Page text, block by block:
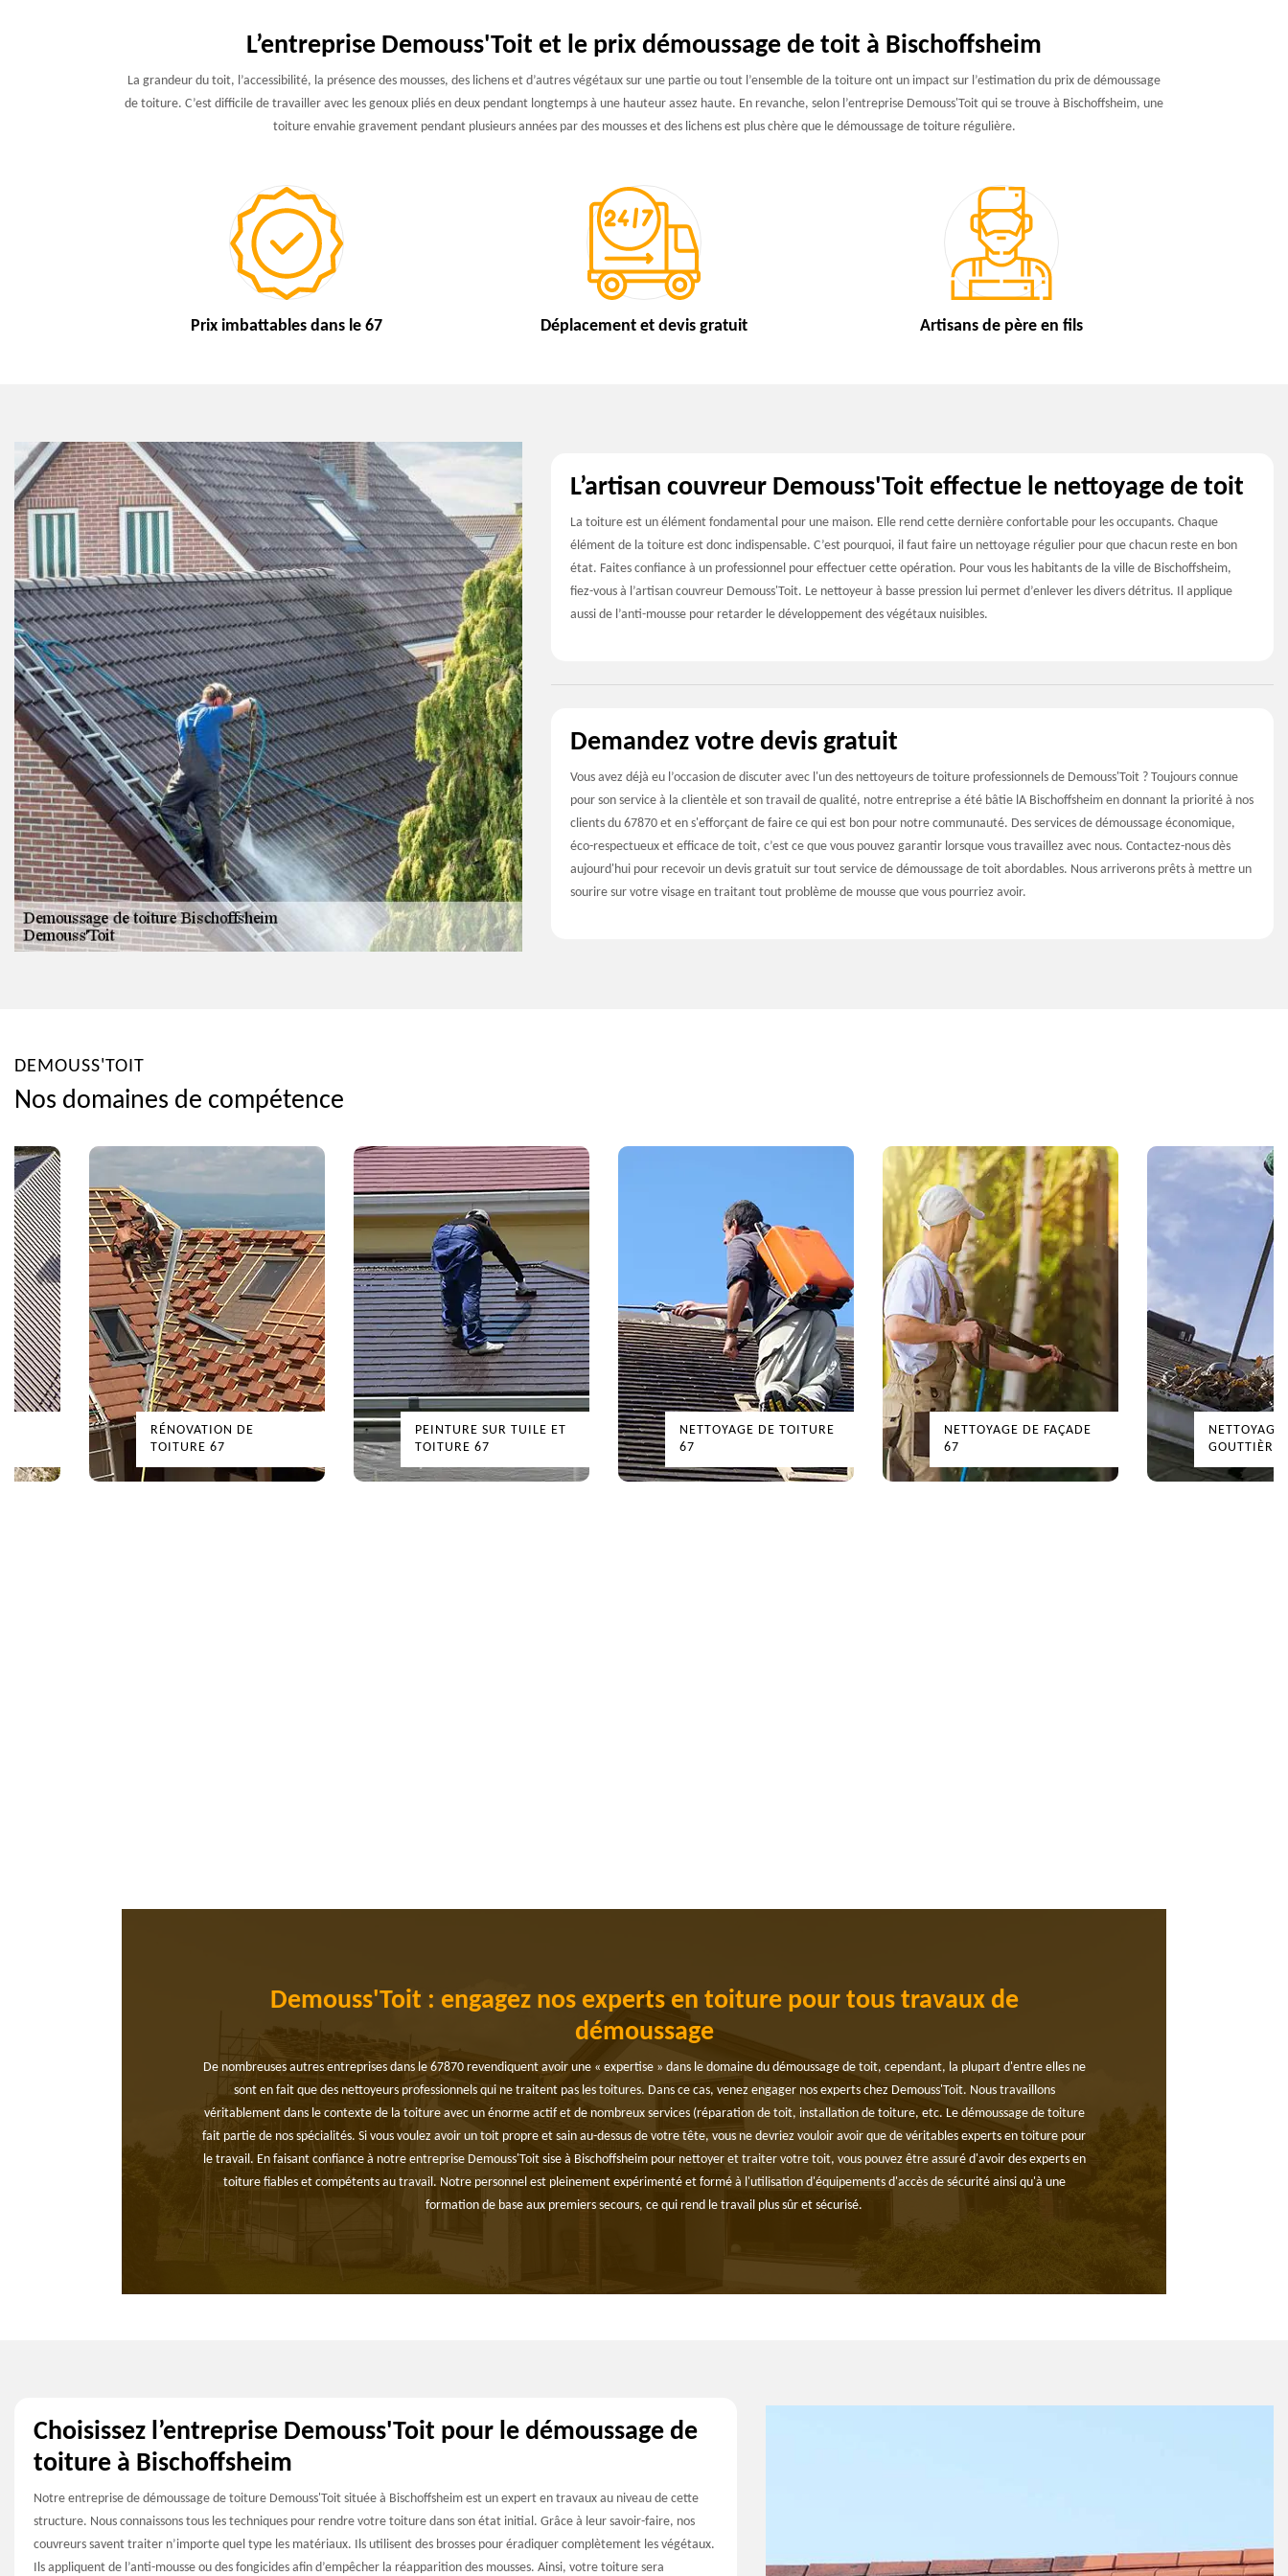
L’entreprise Demouss'Toit et le prix démoussage de toit à Bischoffsheim
La grandeur du toit, l’accessibilité, la présence des mousses, des lichens et d’autres végétaux sur une partie ou tout l’ensemble de la toiture ont un impact sur l’estimation du prix de démoussage
de toiture. C’est difficile de travailler avec les genoux pliés en deux pendant longtemps à une hauteur assez haute. En revanche, selon l’entreprise Demouss'Toit qui se trouve à Bischoffsheim, une
toiture envahie gravement pendant plusieurs années par des mousses et des lichens est plus chère que le démoussage de toiture régulière.
Prix imbattables dans le 67 Déplacement et devis gratuit Artisans de père en fils
L’artisan couvreur Demouss'Toit effectue le nettoyage de toit
La toiture est un élément fondamental pour une maison. Elle rend cette dernière confortable pour les occupants. Chaque
élément de la toiture est donc indispensable. C’est pourquoi, il faut faire un nettoyage régulier pour que chacun reste en bon
état. Faites confiance à un professionnel pour effectuer cette opération. Pour vous les habitants de la ville de Bischoffsheim,
fiez-vous à l’artisan couvreur Demouss'Toit. Le nettoyeur à basse pression lui permet d’enlever les divers détritus. Il applique
aussi de l’anti-mousse pour retarder le développement des végétaux nuisibles.
Demandez votre devis gratuit
Vous avez déjà eu l’occasion de discuter avec l'un des nettoyeurs de toiture professionnels de Demouss'Toit ? Toujours connue
pour son service à la clientèle et son travail de qualité, notre entreprise a été bâtie lA Bischoffsheim en donnant la priorité à nos
clients du 67870 et en s'efforçant de faire ce qui est bon pour notre communauté. Des services de démoussage économique,
éco-respectueux et efficace de toit, c’est ce que vous pouvez garantir lorsque vous travaillez avec nous. Contactez-nous dès
aujourd'hui pour recevoir un devis gratuit sur tout service de démoussage de toit abordables. Nous arriverons prêts à mettre un
sourire sur votre visage en traitant tout problème de mousse que vous pourriez avoir.
DEMOUSS'TOIT
Nos domaines de compétence
RÉNOVATION DE
TOITURE 67
PEINTURE SUR TUILE ET
TOITURE 67
NETTOYAGE DE TOITURE
67
NETTOYAGE DE FAÇADE
67
NETTOYAGE DE
GOUTTIÈRES 67
Demouss'Toit : engagez nos experts en toiture pour tous travaux de
démoussage
De nombreuses autres entreprises dans le 67870 revendiquent avoir une « expertise » dans le domaine du démoussage de toit, cependant, la plupart d'entre elles ne
sont en fait que des nettoyeurs professionnels qui ne traitent pas les toitures. Dans ce cas, venez engager nos experts chez Demouss'Toit. Nous travaillons
véritablement dans le contexte de la toiture avec un énorme actif et de nombreux services (réparation de toit, installation de toiture, etc. Le démoussage de toiture
fait partie de nos spécialités. Si vous voulez avoir un toit propre et sain au-dessus de votre tête, vous ne devriez vouloir avoir que de véritables experts en toiture pour
le travail. En faisant confiance à notre entreprise Demouss'Toit sise à Bischoffsheim pour nettoyer et traiter votre toit, vous pouvez être assuré d'avoir des experts en
toiture fiables et compétents au travail. Notre personnel est pleinement expérimenté et formé à l'utilisation d'équipements d'accès de sécurité ainsi qu'à une
formation de base aux premiers secours, ce qui rend le travail plus sûr et sécurisé.
Choisissez l’entreprise Demouss'Toit pour le démoussage de
toiture à Bischoffsheim
Notre entreprise de démoussage de toiture Demouss'Toit située à Bischoffsheim est un expert en travaux au niveau de cette
structure. Nous connaissons tous les techniques pour rendre votre toiture dans son état initial. Grâce à leur savoir-faire, nos
couvreurs savent traiter n’importe quel type les matériaux. Ils utilisent des brosses pour éradiquer complètement les végétaux.
Ils appliquent de l’anti-mousse ou des fongicides afin d’empêcher la réapparition des mousses. Ainsi, votre toiture sera